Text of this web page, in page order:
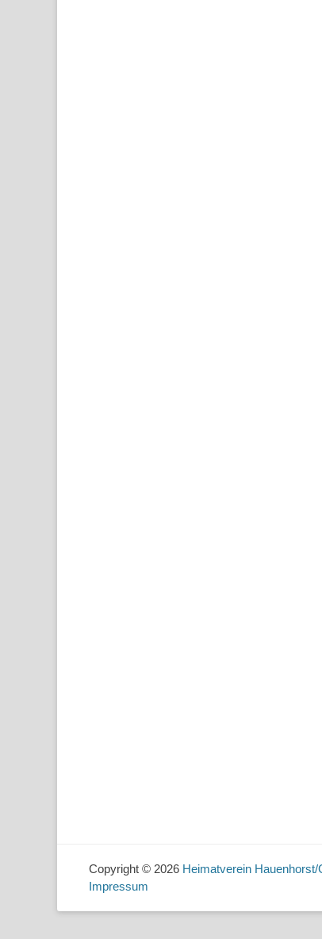
Copyright © 2026 Heimatverein Hauenhorst/
Impressum